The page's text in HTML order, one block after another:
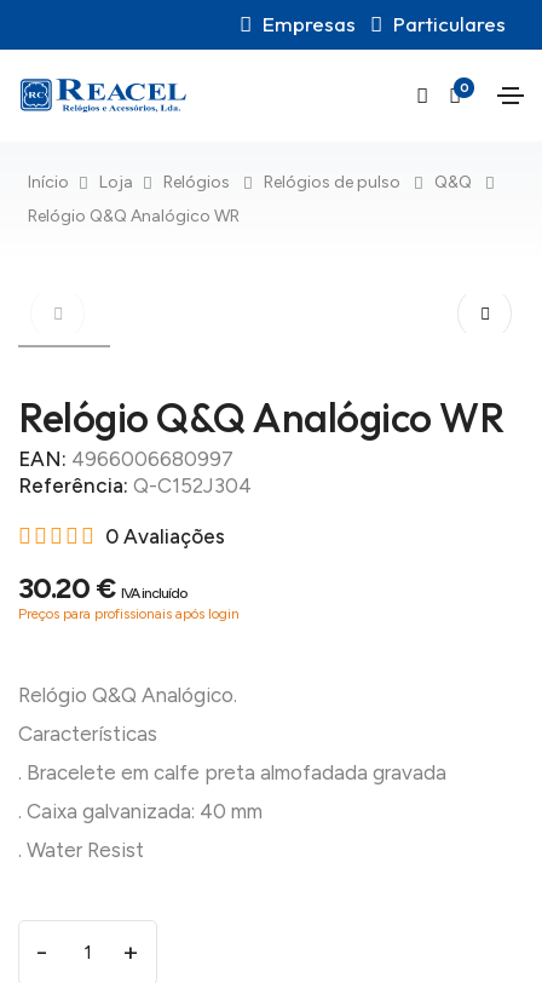
Empresas Particulares
0
Início Loja Relógios Relógios de pulso
Q&Q
Relógio Q&Q Analógico WR
Relógio Q&Q Analógico WR
EAN: 4966006680997
Referência: Q-C152J304
0 Avaliações
30.20 € IVA incluído
Preços para profissionais após login
Relógio Q&Q Analógico.
Características
. Bracelete em calfe preta almofadada gravada
. Caixa galvanizada: 40 mm
- +